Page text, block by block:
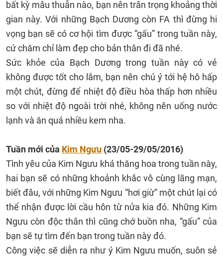
bất kỳ mâu thuẫn nào, bạn nên trân trọng khoảng thời
gian này. Với những Bạch Dương còn FA thì đừng hi
vọng bạn sẽ có cơ hội tìm được “gấu” trong tuần này,
cứ chăm chỉ làm đẹp cho bản thân đi đã nhé.
Sức khỏe của Bạch Dương trong tuần này có vẻ
không được tốt cho lắm, bạn nên chú ý tới hệ hô hấp
một chút, đừng để nhiệt độ điều hòa thấp hơn nhiều
so với nhiệt độ ngoài trời nhé, không nên uống nước
lạnh và ăn quá nhiều kem nha.
Tuần mới của Kim Ngưu (23/05-29/05/2016)
Tình yêu của Kim Ngưu khá thăng hoa trong tuần này,
hai bạn sẽ có những khoảnh khắc vô cùng lãng mạn,
biết đâu, với những Kim Ngưu “hơi giừ” một chút lại có
thể nhận được lời cầu hôn từ nửa kia đó. Những Kim
Ngưu còn độc thân thì cũng chớ buồn nha, “gấu” của
bạn sẽ tự tìm đến bạn trong tuần này đó.
Công việc sẽ diễn ra như ý Kim Ngưu muốn, suôn sẻ